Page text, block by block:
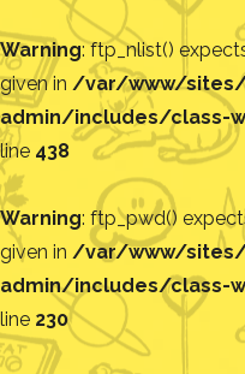
Warning: ftp_nlist()
given in /var/www/sites/
admin/includes/class-
line 438
Warning: ftp_pwd()
given in /var/www/sites/
admin/includes/class-
line 230